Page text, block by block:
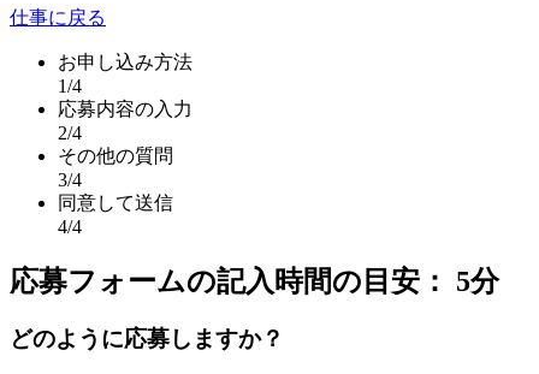
仕事に戻る
お申し込み方法
1/4
応募内容の入力
2/4
その他の質問
3/4
同意して送信
4/4
応募フォームの記入時間の目安： 5分
どのように応募しますか？